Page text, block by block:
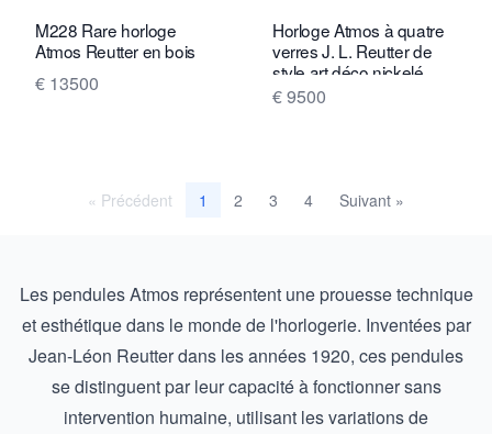
M228 Rare horloge
Atmos Reutter en bois
€ 13500
Horloge Atmos à quatre
verres J. L. Reutter de
style art déco nickelé
M211
€ 9500
« Précédent 1 2 3 4 Suivant »
Les pendules Atmos représentent une prouesse technique
et esthétique dans le monde de l'horlogerie. Inventées par
Jean-Léon Reutter dans les années 1920, ces pendules
se distinguent par leur capacité à fonctionner sans
intervention humaine, utilisant les variations de